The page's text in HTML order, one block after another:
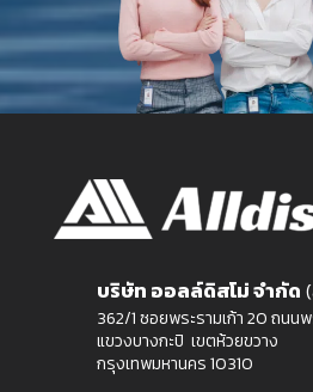
บริษัท ออลล์ดิสโม่ จำกัด
362/1 ซอยพระรามเก้า 20 ถนน
แขวงบางกะปิ เขตห้วยขวาง
กรุงเทพมหานคร 10310